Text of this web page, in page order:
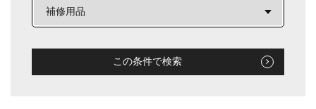
この条件で検索